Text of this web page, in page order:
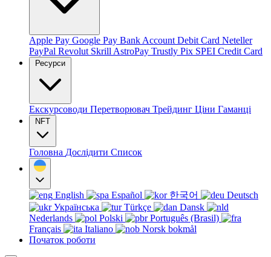
Apple Pay Google Pay Bank Account Debit Card Neteller
PayPal Revolut Skrill AstroPay Trustly Pix SPEI Credit Card
Ресурси
Екскурсоводи Перетворювач Трейдинг Ціни Гаманці
NFT
Головна Дослідити Список
English Español 한국어
Deutsch
Українська
Türkçe
Dansk
Nederlands
Polski
Português (Brasil)
Français
Italiano
Norsk bokmål
Початок роботи